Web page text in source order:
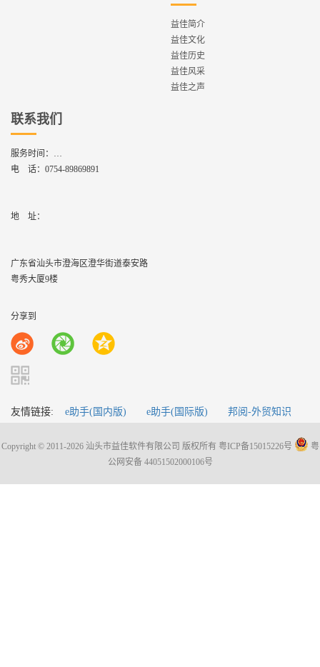
益佳简介
益佳文化
益佳历史
益佳风采
益佳之声
联系我们
服务时间：
周一到周六,8：30 - 17：30
电 话： 0754-89869891
地    址：
广东省汕头市澄海区澄华街道泰安路
粤秀大厦9楼
分享到
友情链接: e助手(国内版) e助手(国际版) 邦阅-外贸知识
Copyright © 2011-2026 汕头市益佳软件有限公司 版权所有 粤ICP备15015226号
粤
公网安备 44051502000106号